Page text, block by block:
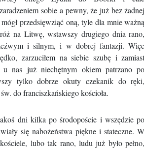
sobie a pewny, że już bez
przedsięwziąć oną, tyle dla mnie
na Litwę, wstawszy drugiego dnia
i silnym, i w dobrej fantazji.
zarzuciłem na siebie szubę i
nas już niechętnym okiem patrzano
tylko dobrze okuty czekanik do
św. do franciszkańskiego kościoła.
dni kilka po środopoście i wszędzie
się nabożeństwa piękne i stateczne.
lubo tak rano, ludu już było